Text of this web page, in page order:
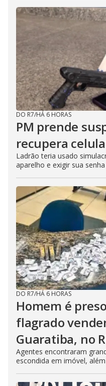
DO R7/HÁ 6 HORAS
PM prende
recupera
Ladrão teria usado
aparelho e exigir sua senha
DO R7/HÁ 6 HORAS
Homem é
flagrado
Guaratiba, no
Agentes encontraram
escondida em imóvel,